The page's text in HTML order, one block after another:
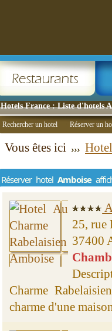
Hotels France : Liste d'hotels
Rechercher un hotel Réserver un
Vous êtes ici
Réserver hotel Amboise
25, rue
37400
Charme
charme d'une